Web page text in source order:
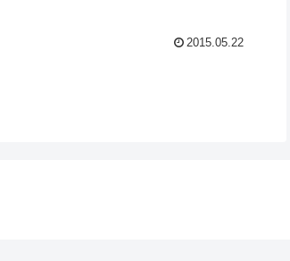
2015.05.22